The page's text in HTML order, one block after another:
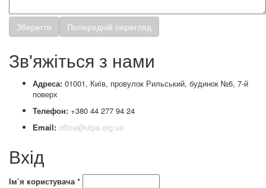
Зв'яжіться з нами
Адреса: 01001, Київ, провулок Рильський, будинок №6, 7-й
поверх
Телефон: +380 44 277 94 24
Email: office@ufpa.org.ua
Вхід
Ім’я користувача*